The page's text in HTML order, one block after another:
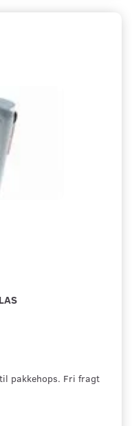
pakkehops. Fri fragt